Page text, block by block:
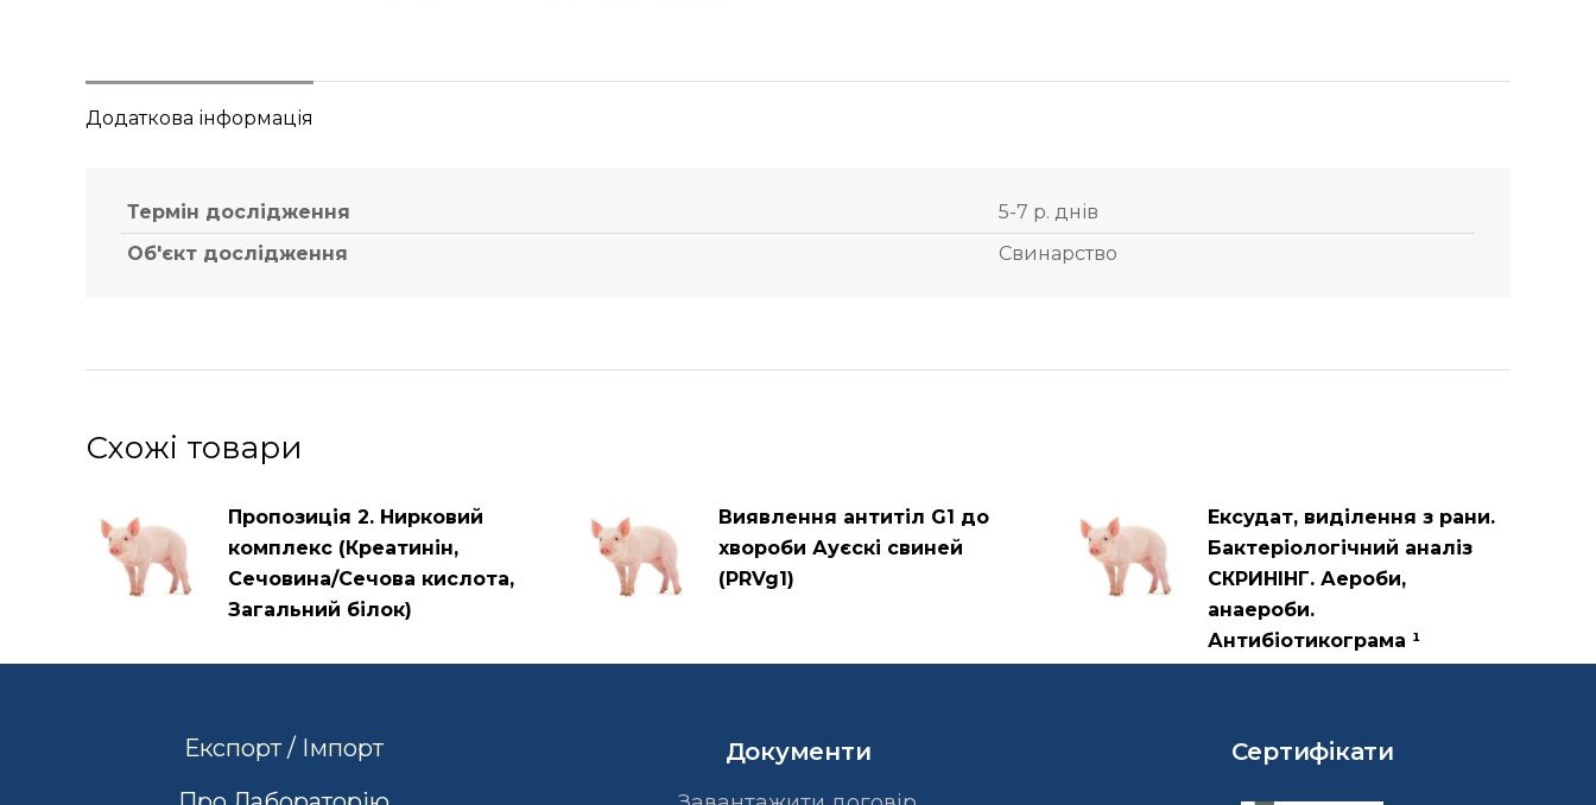
Додаткова інформація
Термін дослідження
5-7 р. днів
Об'єкт дослідження
Свинарство
Схожі товари
Пропозиція 2. Нирковий
комплекс (Креатинін,
Сечовина/Сечова кислота,
Загальний білок)
Виявлення антитіл G1 до
хвороби Ауєскі свиней
(PRVg1)
Ексудат, виділення з рани.
Бактеріологічний аналіз
СКРИНІНГ. Аероби,
анаероби.
Антибіотикограма ¹
Експорт / Імпорт
Документи Сертифікати